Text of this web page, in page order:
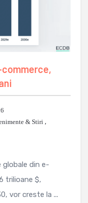
& Stiri,
globale din e-
trilioane $,
vor creste la ...